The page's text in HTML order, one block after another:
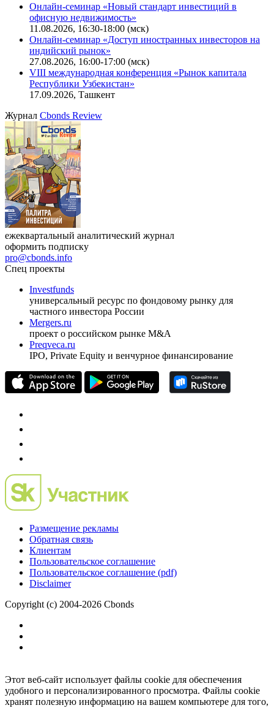
Онлайн-семинар «Новый стандарт инвестиций в
офисную недвижимость»
11.08.2026, 16:30-18:00 (мск)
Онлайн-семинар «Доступ иностранных инвесторов на
индийский рынок»
27.08.2026, 16:00-17:00 (мск)
VIII международная конференция «Рынок капитала
Республики Узбекистан»
17.09.2026, Ташкент
Журнал Cbonds Review
ежеквартальный аналитический журнал
оформить подписку
pro@cbonds.info
Спец проекты
Investfunds
универсальный ресурс по фондовому рынку для
частного инвестора России
Mergers.ru
проект о российском рынке M&A
Preqveca.ru
IPO, Private Equity и венчурное финансирование
Размещение рекламы
Обратная связь
Клиентам
Пользовательское соглашение
Пользовательское соглашение (pdf)
Disclaimer
Copyright (c) 2004-2026 Cbonds
Этот веб-сайт использует файлы cookie для обеспечения
удобного и персонализированного просмотра. Файлы cookie
хранят полезную информацию на вашем компьютере для того,